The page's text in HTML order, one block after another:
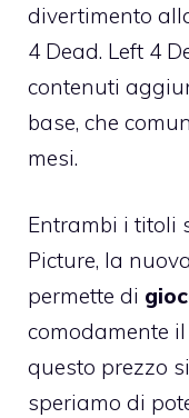
divertimento
4 Dead. Left 4
contenuti
base, che
mesi.
Entrambi i titoli
Picture, la
permette di
comodamente
questo prezzo
speriamo di